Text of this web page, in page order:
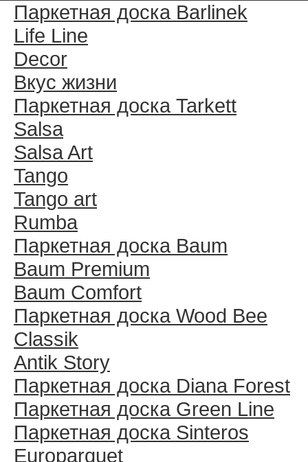
Паркетная доска Barlinek
Life Line
Decor
Вкус жизни
Паркетная доска Tarkett
Salsa
Salsa Art
Tango
Tango art
Rumba
Паркетная доска Baum
Baum Premium
Baum Comfort
Паркетная доска Wood Bee
Classik
Antik Story
Паркетная доска Diana Forest
Паркетная доска Green Line
Паркетная доска Sinteros
Europarquet